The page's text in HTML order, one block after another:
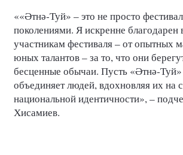
««Әтнә‑Туй» –это не просто
поколениями. Я искренне благодарен
участникам фестиваля – от опытных
юных талантов – за то, что они
бесценные обычаи. Пусть «Әтнә‑Туй»
объединяетлюдей,вдохновляяихна
национальнойидентичности»,–
Хисамиев.